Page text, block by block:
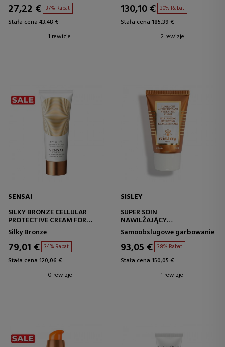
27,22 € 37% Rabat
Stała cena 43,48 €
1 rewizje
130,10 € 30% Rabat
Stała cena 185,39 €
2 rewizje
SENSAI
SILKY BRONZE CELLULAR
PROTECTIVE CREAM FOR
BODY SPF50+
KREM PRZECIWSŁONECZNY
DO CIAŁA
Silky Bronze
79,01 € 34% Rabat
Stała cena 120,06 €
0 rewizje
SISLEY
SUPER SOIN
NAWILŻAJĄCY
SAMOOPALACZ
Samoobslugowe garbowanie
93,05 € 38% Rabat
Stała cena 150,05 €
1 rewizje